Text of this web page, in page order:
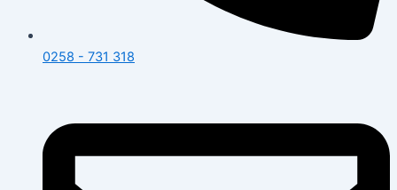
0258 - 731 318